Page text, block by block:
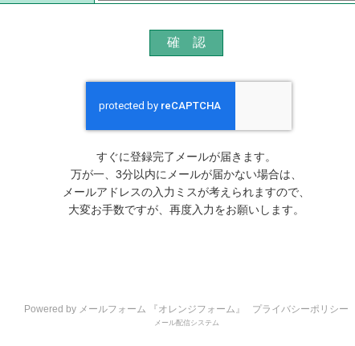
すぐに登録完了メールが届きます。
万が一、3分以内にメールが届かない場合は、
メールアドレスの入力ミスが考えられますので、
大変お手数ですが、再度入力をお願いします。
Powered by メールフォーム 『オレンジフォーム』 プライバシーポリシー
メール配信システム